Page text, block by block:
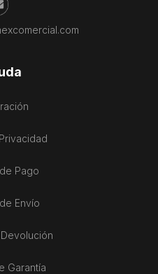
Pago
Envío
Garantía